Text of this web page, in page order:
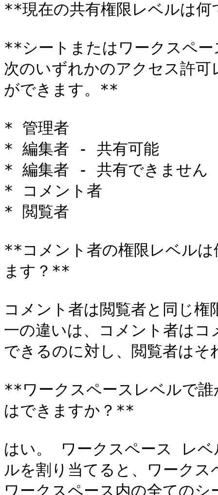
**現在の共有権限レベルは
**シートまたはワークスペ
次のいずれかのアクセス許
ができます。**
* 管理者
* 編集者 - 共有可能
* 編集者 - 共有できません
* コメント者
* 閲覧者
**コメント者の権限レベル
ます？**
コメント者は閲覧者と同じ
一の違いは、コメント者は
できるのに対し、閲覧者は
**ワークスペースレベルで
はできますか？**
はい。 ワークスペース レベ
ルを割り当てると、ワーク
ワークスペース内の全ての